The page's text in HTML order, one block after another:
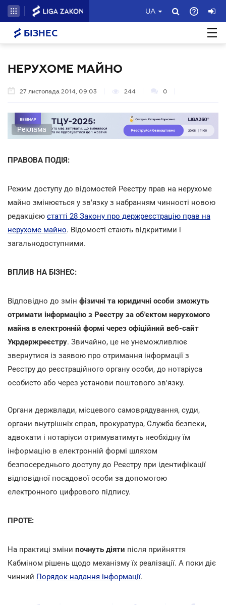
UA
БІЗНЕС
НЕРУХОМЕ МАЙНО
27 листопада 2014, 09:03 244 0
Реклама
ПРАВОВА ПОДІЯ:
Режим доступу до відомостей Реєстру прав на нерухоме
майно змінюється у зв'язку з набранням чинності новою
редакцією статті 28 Закону про держреєстрацію прав на
нерухоме майно. Відомості стають відкритими і
загальнодоступними.
ВПЛИВ НА БІЗНЕС:
Відповідно до змін фізичні та юридичні особи зможуть
отримати інформацію з Реєстру за об'єктом нерухомого
майна в електронній формі через офіційний веб-сайт
Укрдержреєстру. Звичайно, це не унеможливлює
звернутися із заявою про отримання інформації з
Реєстру до реєстраційного органу особи, до нотаріуса
особисто або через установи поштового зв'язку.
Органи держвлади, місцевого самоврядування, суди,
органи внутрішніх справ, прокуратура, Служба безпеки,
адвокати і нотаріуси отримуватимуть необхідну їм
інформацію в електронній формі шляхом
безпосереднього доступу до Реєстру при ідентифікації
відповідної посадової особи за допомогою
електронного цифрового підпису.
ПРОТЕ:
На практиці зміни почнуть діяти після прийняття
Кабміном рішень щодо механізму їх реалізації. А поки діє
чинний Порядок надання інформації.